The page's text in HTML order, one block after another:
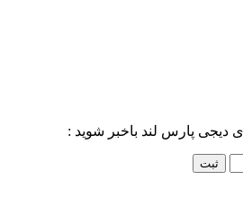
دیجی پارس لند باخبر شوید :
ثبت